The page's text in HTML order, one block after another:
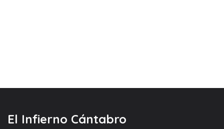
El Infierno Cántabro